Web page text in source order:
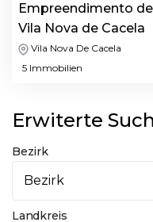
Empreendimento
Vila Nova de Cacela
Vila Nova De Cacela
5 Immobilien
Erwiterte
Bezirk
Landkreis